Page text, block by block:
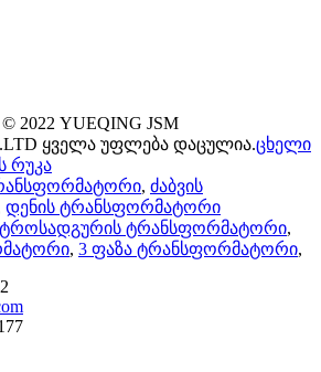
YUEQING JSM
ყველა უფლება დაცულია.ცხელი
რუკა
, ძაბვის
დენის ტრანსფორმატორი
ტრანსფორმატორი,
, 3 ფაზა ტრანსფორმატორი,